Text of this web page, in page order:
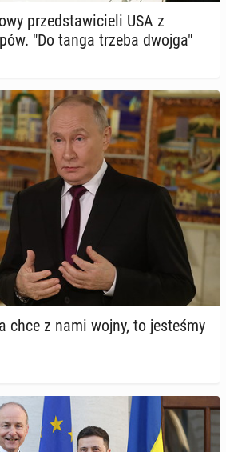
przed­sta­wi­cie­li USA z
"Do tanga trzeba dwojga"
chce z nami wojny, to je­ste­śmy